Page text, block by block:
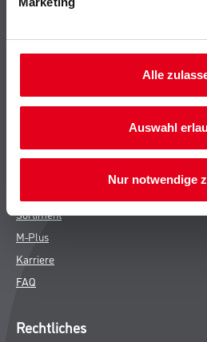
Alle
Auswahl
Nur notwendige
Bodenbeläge
Unternehmen
Sortiment
M-Plus
Karriere
FAQ
Rechtliches